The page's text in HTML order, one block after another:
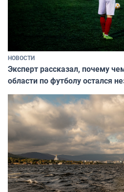
НОВОСТИ
Эксперт рассказал, почему
области по футболу остался